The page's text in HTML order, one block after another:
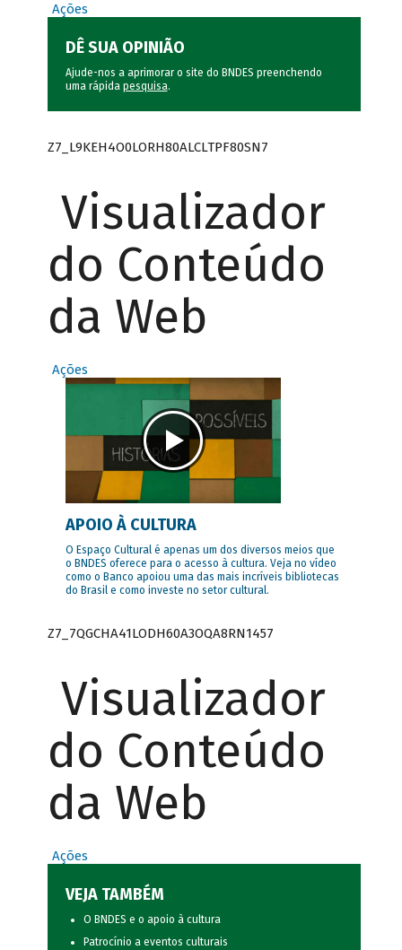
Ações
DÊ SUA OPINIÃO
Ajude-nos a aprimorar o site do BNDES preenchendo
uma rápida pesquisa.
Z7_L9KEH4O0LORH80ALCLTPF80SN7
Visualizador
do Conteúdo
da Web
Ações
APOIO À CULTURA
O Espaço Cultural é apenas um dos diversos meios que
o BNDES oferece para o acesso à cultura. Veja no vídeo
como o Banco apoiou uma das mais incríveis bibliotecas
do Brasil e como investe no setor cultural.
Z7_7QGCHA41LODH60A3OQA8RN1457
Visualizador
do Conteúdo
da Web
Ações
VEJA TAMBÉM
O BNDES e o apoio à cultura
Patrocínio a eventos culturais